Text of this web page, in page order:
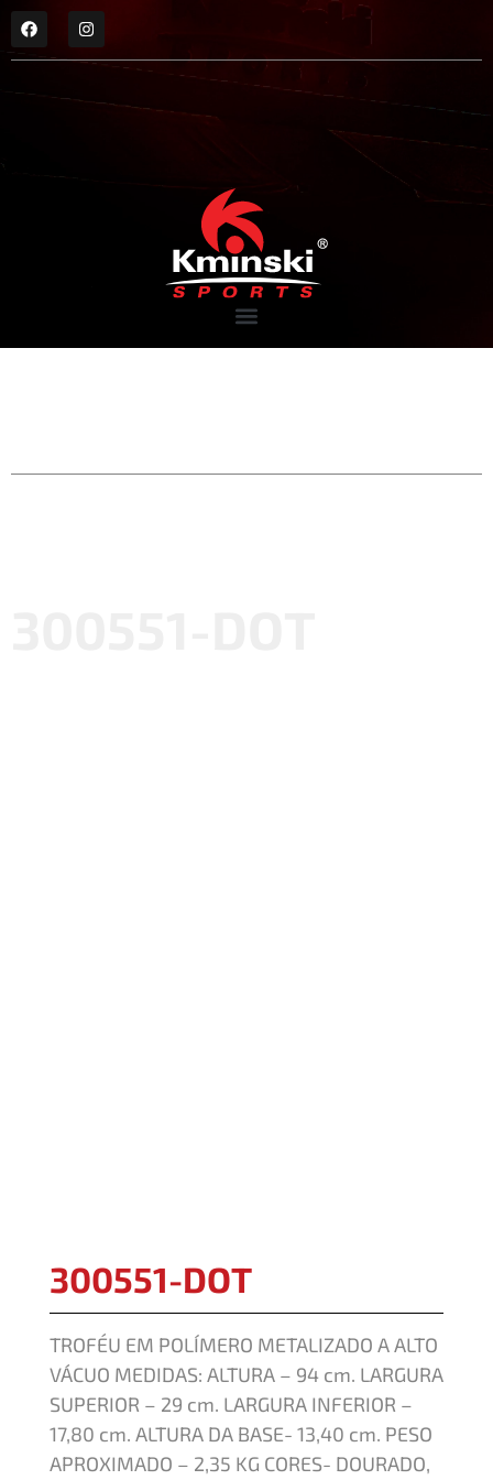
300551-DOT
TROFÉU EM POLÍMERO METALIZADO A ALTO
VÁCUO MEDIDAS: ALTURA – 94 cm. LARGURA
SUPERIOR – 29 cm. LARGURA INFERIOR –
17,80 cm. ALTURA DA BASE- 13,40 cm. PESO
APROXIMADO – 2,35 KG CORES- DOURADO,